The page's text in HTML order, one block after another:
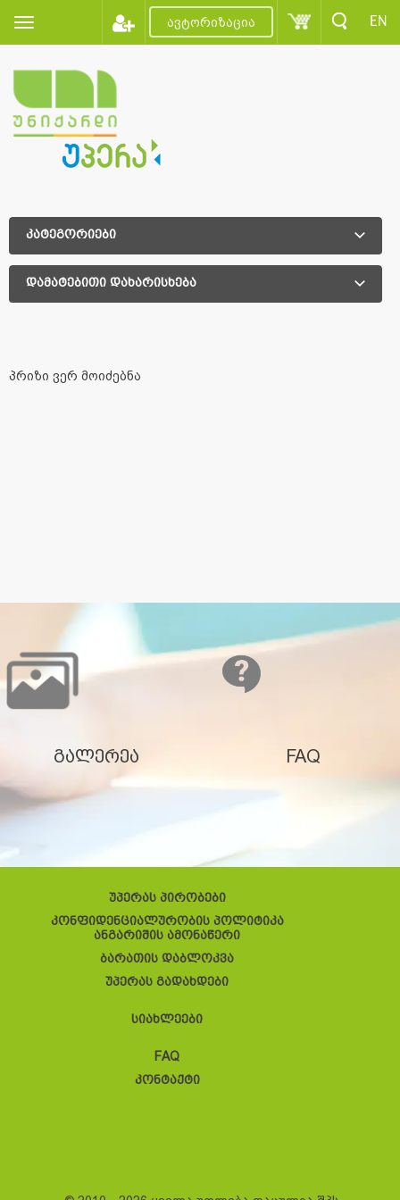
ავტორიზაცია EN
კატეგორიები
დამატებითი დახარისხება
პრიზი ვერ მოიძებნა
გალერეა FAQ
უპერას პირობები
კონფიდენციალურობის პოლიტიკა
ანგარიშის ამონაწერი
ბარათის დაბლოკვა
უპერას გადახდები
სიახლეები
FAQ
კონტაქტი